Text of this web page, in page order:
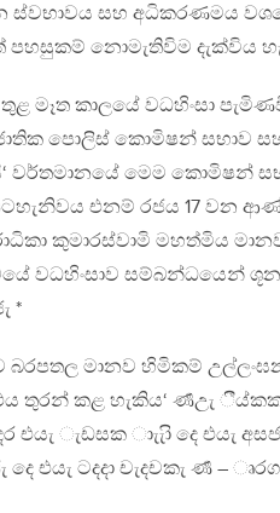
සහ අධිකරණමය
පහසුකම් නොමැතිවිම දැක්විය
තුළ මෑත කාලයේ වධහිංසා
පොලිස් කොමිෂන් සභාව
වර්තමානයේ මෙම කොමිෂන්
එනම් රජය 17 වන
කුමාරස්වාමි මහත්මිය
වධහිංසාව සම්බන්ධයෙන් ශූන්‍ය
*
බරපතල මානව හිමිකම්
තුරන් කළ හැකිය‘ ර්‍ණඋැ ීය්කක
එයැ ැඩසක ාැැාි දෙ එයැ
එයැ ටදදා චැදචකැ ර්‍ණ –